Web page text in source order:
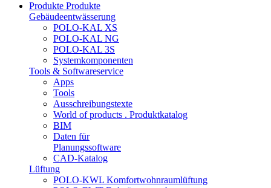
Produkte Produkte
Gebäudeentwässerung
POLO-KAL XS
POLO-KAL NG
POLO-KAL 3S
Systemkomponenten
Tools & Softwareservice
Apps
Tools
Ausschreibungstexte
World of products . Produktkatalog
BIM
Daten für
Planungssoftware
CAD-Katalog
Lüftung
POLO-KWL Komfortwohnraumlüftung